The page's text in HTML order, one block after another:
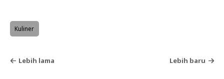
Kuliner
Lebih lama Lebih baru